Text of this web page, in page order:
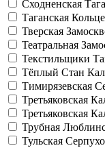
Сходненская
Таганская
Тверская
Театральная
Текстильщики
Тёплый Стан
Тимирязевская
Третьяковская
Третьяковская
Трубная
Тульская